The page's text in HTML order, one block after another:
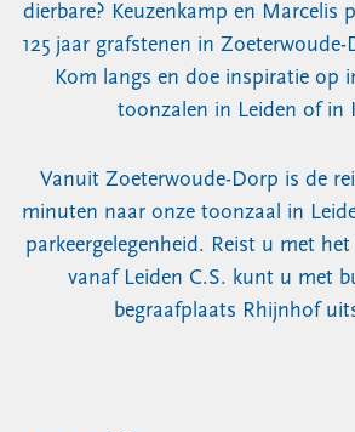
dierbare? Keuzenkamp en Marcelis
125 jaar grafstenen in
Kom langs en doe inspiratie op
toonzalen in Leiden of in
Vanuit Zoeterwoude-Dorp is de
minuten naar onze toonzaal in
parkeergelegenheid. Reist u met
vanaf Leiden C.S. kunt u met
begraafplaats Rhijnhof